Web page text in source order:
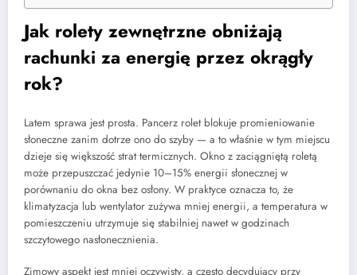
Jak rolety zewnętrzne obniżają
rachunki za energię przez okrągły
rok?
Latem sprawa jest prosta. Pancerz rolet blokuje promieniowanie
słoneczne zanim dotrze ono do szyby — a to właśnie w tym miejscu
dzieje się większość strat termicznych. Okno z zaciągniętą roletą
może przepuszczać jedynie 10–15% energii słonecznej w
porównaniu do okna bez osłony. W praktyce oznacza to, że
klimatyzacja lub wentylator zużywa mniej energii, a temperatura w
pomieszczeniu utrzymuje się stabilniej nawet w godzinach
szczytowego nasłonecznienia.
Zimowy aspekt jest mniej oczywisty, a często decydujący przy